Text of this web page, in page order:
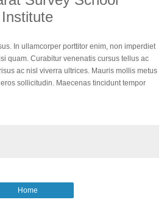
In ullamcorper porttitor enim, non imperdiet
quam. Curabitur venenatis cursus tellus ac
ac nisl viverra ultrices. Mauris mollis metus
sollicitudin. Maecenas tincidunt tempor
Home